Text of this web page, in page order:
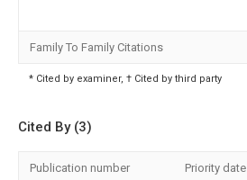
Family To Family Citations
* Cited by examiner, † Cited by third party
Cited By (3)
Publication number Priority date